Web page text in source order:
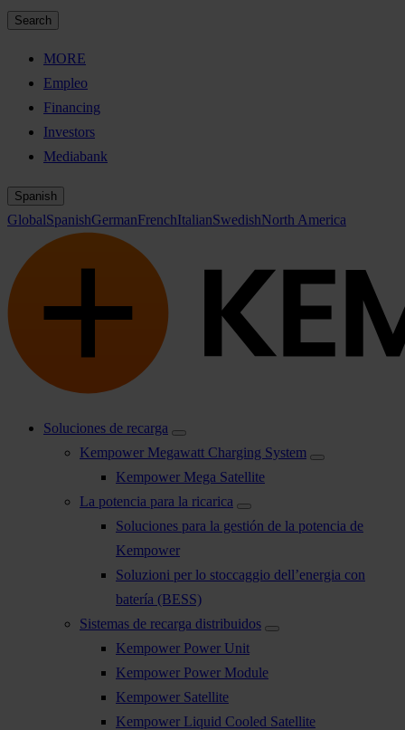
Search
MORE
Empleo
Financing
Investors
Mediabank
Spanish
GlobalSpanishGermanFrenchItalianSwedishNorth America
Soluciones de recarga
Kempower Megawatt Charging System
Kempower Mega Satellite
La potencia para la ricarica
Soluciones para la gestión de la potencia de
Kempower
Soluzioni per lo stoccaggio dell’energia con
batería (BESS)
Sistemas de recarga distribuidos
Kempower Power Unit
Kempower Power Module
Kempower Satellite
Kempower Liquid Cooled Satellite